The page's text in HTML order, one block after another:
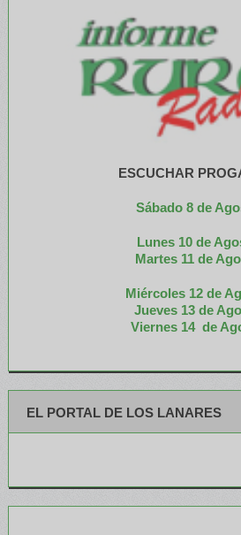
ESCUCHAR
Sábado 8 de
Lunes 10 de
Martes 11 de
Miércoles 12 de
Jueves 13 de
Viernes 14 de
EL PORTAL DE LOS LANARES